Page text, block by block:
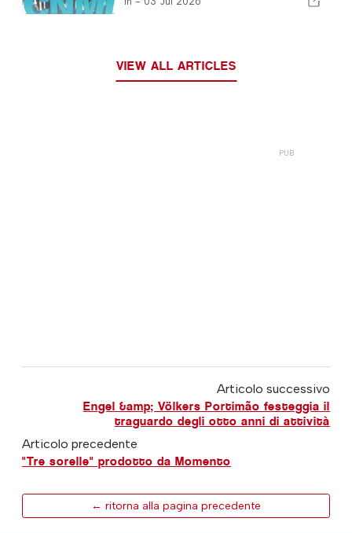
VIEW ALL ARTICLES
Articolo successivo
Engel &amp; Völkers Portimão festeggia il
traguardo degli otto anni di attività
Articolo precedente
"Tre sorelle" prodotto da Momento
← ritorna alla pagina precedente